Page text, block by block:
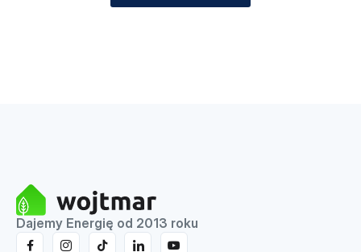
Dajemy Energię od 2013 roku